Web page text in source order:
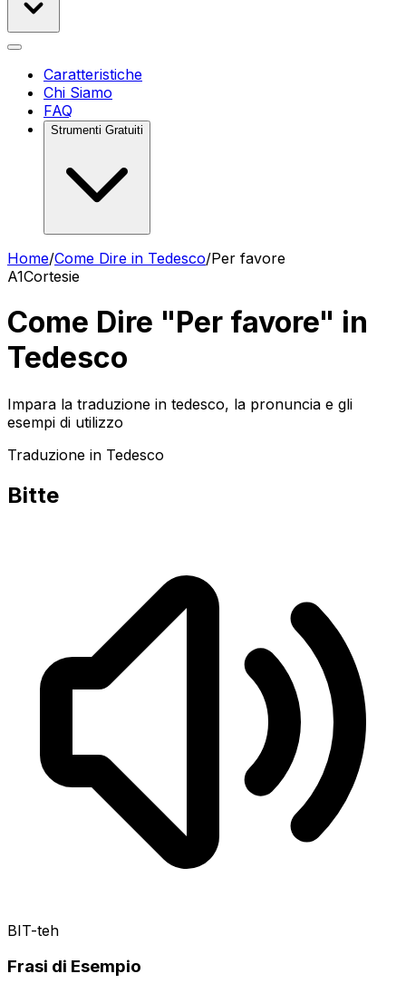
Caratteristiche
Chi Siamo
FAQ
Strumenti Gratuiti
Home/Come Dire in Tedesco/Per favore
A1Cortesie
Come Dire "Per favore" in
Tedesco
Impara la traduzione in tedesco, la pronuncia e gli
esempi di utilizzo
Traduzione in Tedesco
Bitte
BIT-teh
Frasi di Esempio